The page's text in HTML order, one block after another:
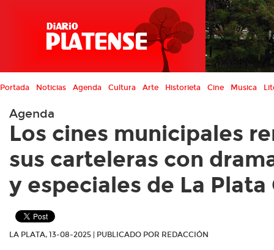
Portada Noticias Agenda Cultura Arte Historieta Cine Musica
Agenda
Los cines municipales
sus carteleras con
y especiales de La Plata
LA PLATA, 13-08-2025 | PUBLICADO POR REDACCIÓN